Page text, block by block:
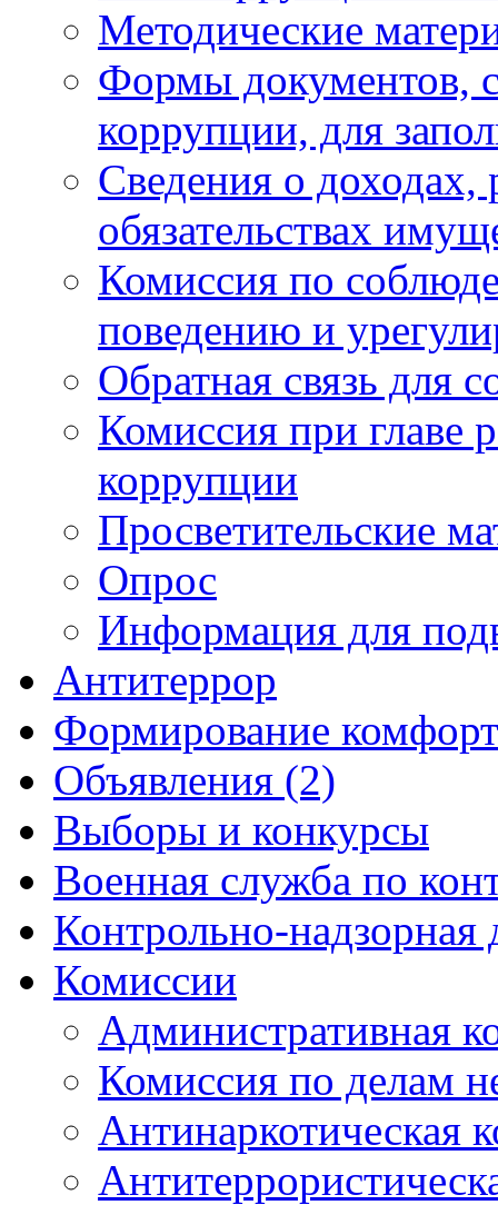
Методические
Формы документов,
коррупции, для
Сведения о доходах,
обязательствах
Комиссия по
поведению и
Обратная связь для
Комиссия при главе
коррупции
Просветительские
Опрос
Информация для
Антитеррор
Формирование
Объявления (2)
Выборы и конкурсы
Военная служба по
Контрольно-надзорная
Комиссии
Административная
Комиссия по делам
Антинаркотическая